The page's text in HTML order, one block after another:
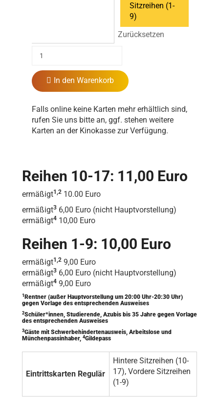
Sitzreihen (1-
9)
Zurücksetzen
In den Warenkorb
Falls online keine Karten mehr erhältlich sind,
rufen Sie uns bitte an, ggf. stehen weitere
Karten an der Kinokasse zur Verfügung.
Reihen 10-17: 11,00 Euro
ermäßigt1,2 10.00 Euro
ermäßigt3 6,00 Euro (nicht Hauptvorstellung)
ermäßigt4 10,00 Euro
Reihen 1-9: 10,00 Euro
ermäßigt1,2 9,00 Euro
ermäßigt3 6,00 Euro (nicht Hauptvorstellung)
ermäßigt4 9,00 Euro
1 Rentner (außer Hauptvorstellung um 20:00 Uhr-20:30 Uhr)
gegen Vorlage des entsprechenden Ausweises
2Schüler*innen, Studierende, Azubis bis 35 Jahre gegen Vorlage
des entsprechenden Ausweises
3Gäste mit Schwerbehindertenausweis, Arbeitslose und
Münchenpassinhaber, 4Gildepass
Eintrittskarten Regulär
Hintere Sitzreihen (10-
17), Vordere Sitzreihen
(1-9)